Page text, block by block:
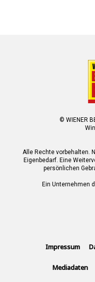
© WIENER
Alle Rechte vorbehalten.
Eigenbedarf. Eine
persönlichen
Ein Unternehmen
Impressum
Mediadaten